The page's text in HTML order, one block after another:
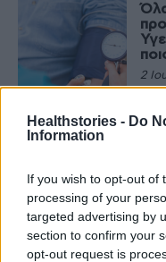
Healthstories - Do
Information
If you wish to opt-out of
processing of your
targeted advertising by
section to confirm your
opt-out request is
2
ΕΙΔΉΣΕΙΣ